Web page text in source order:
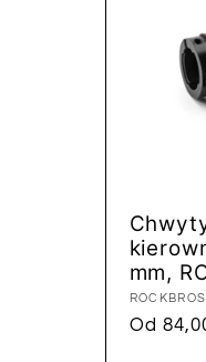
mm,
ROCKBROS
Cena
Od